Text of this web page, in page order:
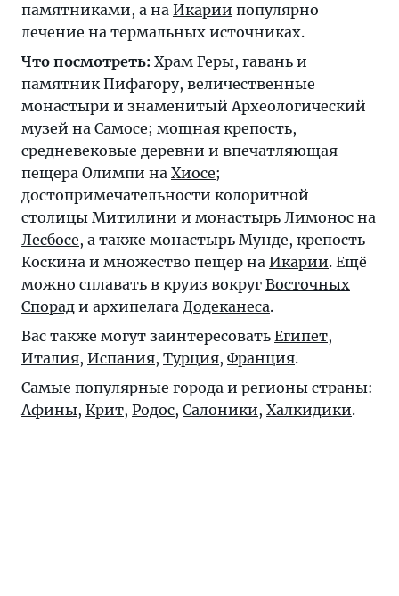
памятниками, а на Икарии популярно
лечение на термальных источниках.
Что посмотреть: Храм Геры, гавань и
памятник Пифагору, величественные
монастыри и знаменитый Археологический
музей на Самосе; мощная крепость,
средневековые деревни и впечатляющая
пещера Олимпи на Хиосе;
достопримечательности колоритной
столицы Митилини и монастырь Лимонос на
Лесбосе, а также монастырь Мунде, крепость
Коскина и множество пещер на Икарии. Ещё
можно сплавать в круиз вокруг Восточных
Спорад и архипелага Додеканеса.
Вас также могут заинтересовать Египет,
Италия, Испания, Турция, Франция.
Самые популярные города и регионы страны:
Афины, Крит, Родос, Салоники, Халкидики.